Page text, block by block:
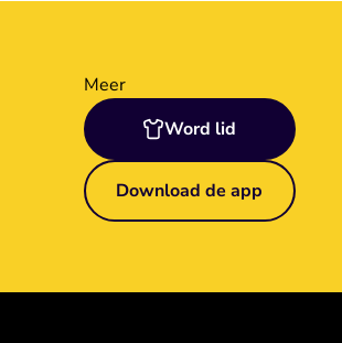
Meer
Word lid
Download de app